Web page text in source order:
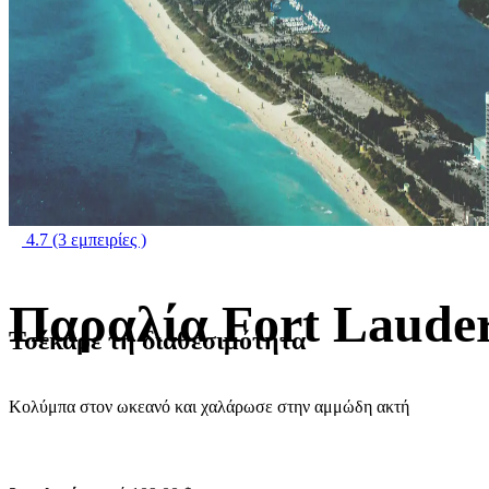
4.7 (3 εμπειρίες )
Παραλία Fort
Κολύμπα στον ωκεανό και χαλάρωσε στην αμμώδη ακτή
Τσέκαρε τη διαθεσιμότητα